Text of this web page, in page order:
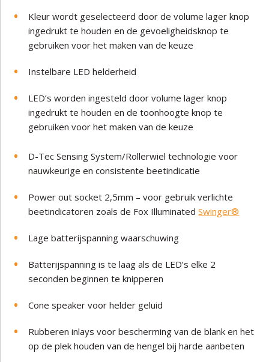
Kleur wordt geselecteerd door de volume lager knop
ingedrukt te houden en de gevoeligheidsknop te
gebruiken voor het maken van de keuze
Instelbare LED helderheid
LED’s worden ingesteld door volume lager knop
ingedrukt te houden en de toonhoogte knop te
gebruiken voor het maken van de keuze
D-Tec Sensing System/Rollerwiel technologie voor
nauwkeurige en consistente beetindicatie
Power out socket 2,5mm – voor gebruik verlichte
beetindicatoren zoals de Fox IlluminatedSwinger®
Lage batterijspanning waarschuwing
Batterijspanning is te laag als de LED’s elke 2
seconden beginnen te knipperen
Cone speaker voor helder geluid
Rubberen inlays voor bescherming van de blank en het
op de plek houden van de hengel bij harde aanbeten